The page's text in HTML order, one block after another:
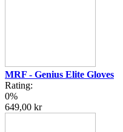
MRF - Genius Elite Gloves
Rating:
0%
649,00 kr